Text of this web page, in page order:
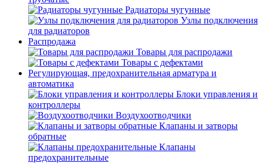
Радиаторы чугунные
Узлы подключения
для радиаторов
Распродажа
Товары для распродажи
Товары с дефектами
Регулирующая, предохранительная арматура и
автоматика
Блоки управления и
контроллеры
Воздухоотводчики
Клапаны и затворы
обратные
Клапаны
предохранительные